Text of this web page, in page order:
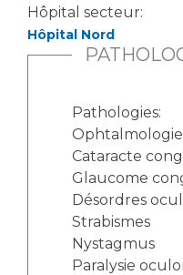
Les recherches
Hôpital secteur:
Hôpital Nord
Pathologies:
Cataracte
Glaucome
Désordres
Strabismes
Nystagmus
Paralysie